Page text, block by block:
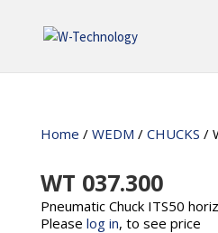
Home / WEDM / CHUCKS /
WT 037.300
Please log in, to see price
Pneumatic Chuck ITS50